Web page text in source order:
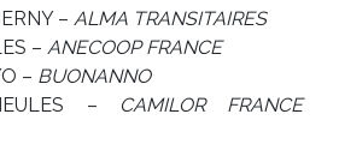
– ALMA TRANSITAIRES
– ANECOOP FRANCE
– BUONANNO
–
CAMILOR FRANCE